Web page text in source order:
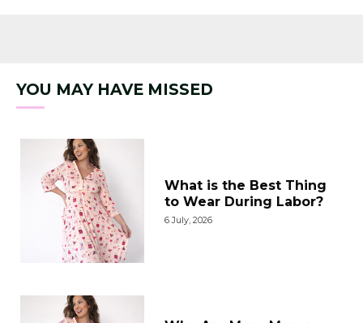
YOU MAY HAVE MISSED
What is the Best Thing
to Wear During Labor?
6 July, 2026